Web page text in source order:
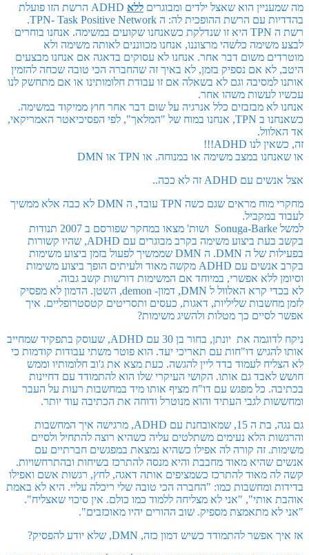
מה שמעניין הוא שאצל ילדים ומבוגרים ללא
ADHD הרשת הזו פועלת
בהדדיות עם הרשת ההופכית לה: ה TPN- Task Positive Network.
רשת ה TPN היא זו שנדלקת כשאנחנו שקועים במשימה. אנחנו בוחרים
לבצע משימה כלשהי מרצוננו, אנחנו מכווננים לאותה משימה ולא
מוטרדים משום דבר אחר. אנחנו לא עסוקים בדאגה אם אנחנו מבצעים
היטב, לא אם נספיק בזמן, לא באיך זה שהחברה הכי טובה שכחה להזמין
אותנו למסיבה וגם לא בשאלה אם זו עבודת חלומותינו או אם מתחשק לנו
עכשיו לעשות משהו אחר.
אנחנו לא מבזבזים כלל אנרגיה על שום דבר אחר חוץ ממיקוד במשימה.
כשאנחנו ב TPN, אנחנו במוח של "המלאך", לפי הפסיכיאטר האמריקאי,
אד האלוול.
זה, כשאין לנו ADHD!!!
או שאנחנו במצב משימה או במנוחה. או TPN או DMN
אצל אנשים עם ADHD זה לא ככה..
מחקרי מוח מראים שגם כשה TPN עובד, ה DMN לא כבה אלא ממשיך
לעבוד במקביל.
למשל Sonuga-Barke ושות' מצאו במחקר שפורסם ב 2007 תנודות
בקשב בעת ביצוע משימה בקרב מבוגרים עם ADHD, שהיו קשורות
בפעילות של ה DMN. ה DMN שממשיך לפעול בזמן ביצוע משימות
בקרב אנשים עם ADHD מקשה מאוד ולעיתים הופך ביצוע משימות
וסיומן ללא אפשרי, במיוחד אם המשימות דורשות קשב גבוה.
לא בכדי קרא האלוול ל DMN, דמון- demon, השטן. הדמון לא מפסיק
לזמן מחשבות שליליות, דאגות, כעסים ותסריטים קטסטרופליים. איך
אפשר לסיים כך מטלות ולהשיג משימות?
ניקח לדוגמה את יונתן, בחור בן 30 עם ADHD, שעוסק בתפקיד שמחייב
אותו להגיש דו"חות עם תאריכי יעד. הוא פוטר משתי עבודות קודמות כי
לא הצליח לעמוד בדד ליין להגשה. כעת מצא את ג'וב חלומותיו וממש
חושש לאבד גם אותו. הקושי העיקרי שלו הוא להתמודד עם דחיינות
בכתיבה. כל מפגש עם דו"ח מציף אותו מיד במחשבות רעות על העבר
ומחששות לגבי העתיד והוא מנוטרל ודוחה את הכתיבה עוד יותר.
גם נגה, בת ה 15, שמאובחנת עם ADHD, מרגישה איך המחשבות
והרגשות הלא נעימים משתלטים עליה כשהיא רוצה להתחיל ולסיים
משימות. זה קורה לה אפילו כשהיא נמצאת במפגשים חברתיים עם
אנשים שהיא מאוד מחבבת והיא מנסה להתרכז בשיחות ובהתרחשויות.
קשה לה מאוד להתרכז כשמציפים אותה דאגה, לחץ, רגשות אשם ואפילו
בדידות ומחשבות כמו: "החברה הכי טובה שלי ריכלה עליי. היא לא באמת
אוהבת אותי", "אני לא מצליחה ללמוד כמו כולם. אין סיכוי שאצליח".
"אני לא מתאמצת מספיק. שוב ההורים יהיו מאוכזבים".
אז איך אפשר להתמודד כשיש דמון כזה, DMN, שלא יודע להפסיק?